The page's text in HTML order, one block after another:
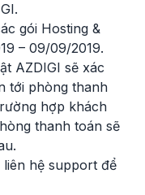
gói Hosting &
– 09/09/2019.
AZDIGI sẽ xác
tới phòng thanh
hợp khách
thanh toán sẽ
hệ support để